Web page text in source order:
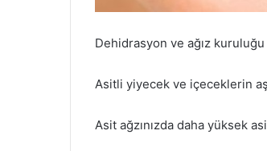
Dehidrasyon ve ağız
Asitli yiyecek ve içeceklerin
Asit ağzınızda daha yüksek